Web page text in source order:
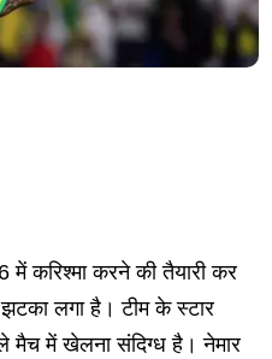
में करिश्मा करने की तैयारी कर
झटका लगा है। टीम के स्टार
मैच में खेलना संदिग्ध है। नेमार